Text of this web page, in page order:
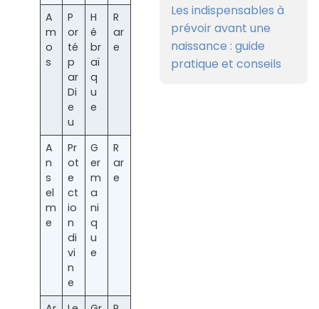
A
m
o
s
P
or
té
p
ar
Di
e
u
H
é
br
aï
q
u
e
R
ar
e
A
n
s
el
m
e
Pr
ot
e
ct
io
n
di
vi
n
e
G
er
m
a
ni
q
u
e
R
ar
e
Les indispensables à
prévoir avant une
naissance : guide
pratique et conseils